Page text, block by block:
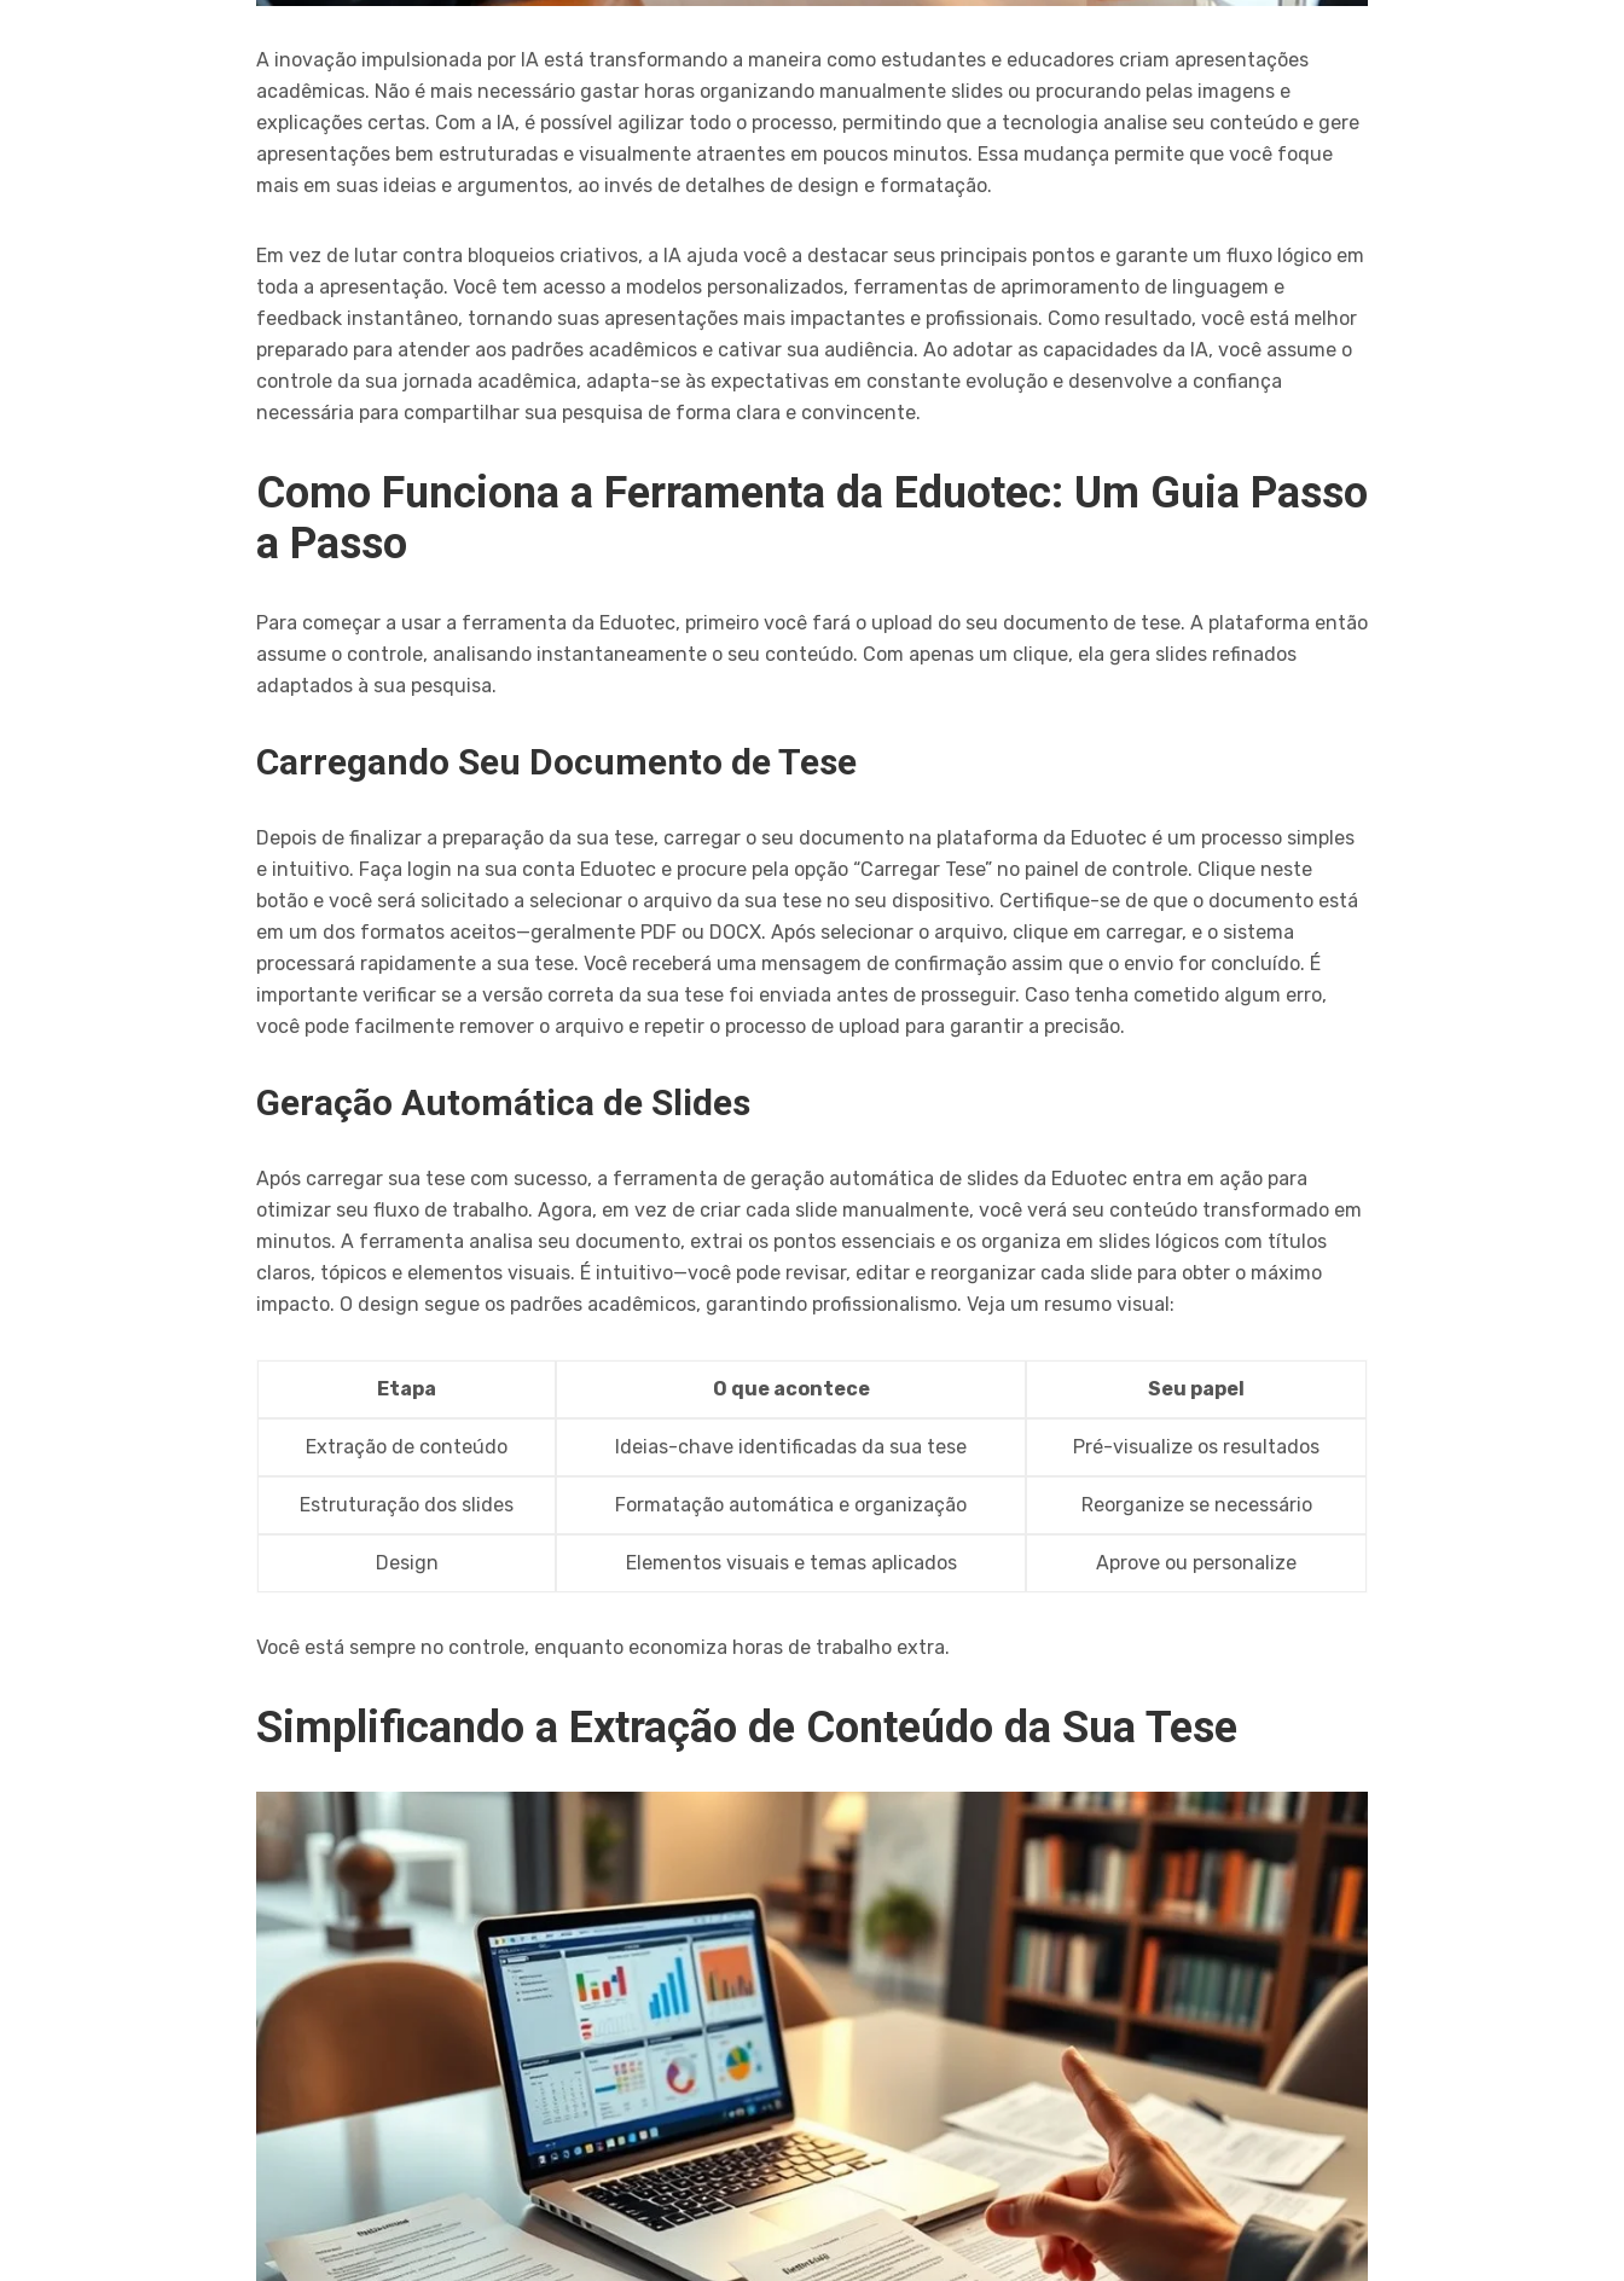
A inovação impulsionada por IA está transformando a maneira como estudantes e educadores criam apresentações
acadêmicas. Não é mais necessário gastar horas organizando manualmente slides ou procurando pelas imagens e
explicações certas. Com a IA, é possível agilizar todo o processo, permitindo que a tecnologia analise seu conteúdo e gere
apresentações bem estruturadas e visualmente atraentes em poucos minutos. Essa mudança permite que você foque
mais em suas ideias e argumentos, ao invés de detalhes de design e formatação.
Em vez de lutar contra bloqueios criativos, a IA ajuda você a destacar seus principais pontos e garante um fluxo lógico em
toda a apresentação. Você tem acesso a modelos personalizados, ferramentas de aprimoramento de linguagem e
feedback instantâneo, tornando suas apresentações mais impactantes e profissionais. Como resultado, você está melhor
preparado para atender aos padrões acadêmicos e cativar sua audiência. Ao adotar as capacidades da IA, você assume o
controle da sua jornada acadêmica, adapta-se às expectativas em constante evolução e desenvolve a confiança
necessária para compartilhar sua pesquisa de forma clara e convincente.
Como Funciona a Ferramenta da Eduotec: Um Guia Passo
a Passo
Para começar a usar a ferramenta da Eduotec, primeiro você fará o upload do seu documento de tese. A plataforma então
assume o controle, analisando instantaneamente o seu conteúdo. Com apenas um clique, ela gera slides refinados
adaptados à sua pesquisa.
Carregando Seu Documento de Tese
Depois de finalizar a preparação da sua tese, carregar o seu documento na plataforma da Eduotec é um processo simples
e intuitivo. Faça login na sua conta Eduotec e procure pela opção “Carregar Tese” no painel de controle. Clique neste
botão e você será solicitado a selecionar o arquivo da sua tese no seu dispositivo. Certifique-se de que o documento está
em um dos formatos aceitos—geralmente PDF ou DOCX. Após selecionar o arquivo, clique em carregar, e o sistema
processará rapidamente a sua tese. Você receberá uma mensagem de confirmação assim que o envio for concluído. É
importante verificar se a versão correta da sua tese foi enviada antes de prosseguir. Caso tenha cometido algum erro,
você pode facilmente remover o arquivo e repetir o processo de upload para garantir a precisão.
Geração Automática de Slides
Após carregar sua tese com sucesso, a ferramenta de geração automática de slides da Eduotec entra em ação para
otimizar seu fluxo de trabalho. Agora, em vez de criar cada slide manualmente, você verá seu conteúdo transformado em
minutos. A ferramenta analisa seu documento, extrai os pontos essenciais e os organiza em slides lógicos com títulos
claros, tópicos e elementos visuais. É intuitivo—você pode revisar, editar e reorganizar cada slide para obter o máximo
impacto. O design segue os padrões acadêmicos, garantindo profissionalismo. Veja um resumo visual:
Etapa O que acontece Seu papel
Extração de conteúdo Ideias-chave identificadas da sua tese Pré-visualize os resultados
Estruturação dos slides Formatação automática e organização Reorganize se necessário
Design Elementos visuais e temas aplicados Aprove ou personalize
Você está sempre no controle, enquanto economiza horas de trabalho extra.
Simplificando a Extração de Conteúdo da Sua Tese